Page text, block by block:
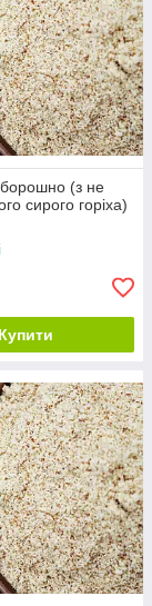
(з не
сирого горіха)
Купити